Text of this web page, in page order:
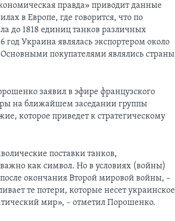
правда» приводит данные
в Европе, где говорится, что по
до 1818 единиц танков различных
Украина являлась экспортером около
Основными покупателями являлись страны
заявил в эфире французского
на ближайшем заседании группы
которое приведет к стратегическому
поставки танков,
как символ. Но в условиях (войны)
окончания Второй мировой войны, –
те потери, которые несет украинское
мир», – отметил Порошенко.